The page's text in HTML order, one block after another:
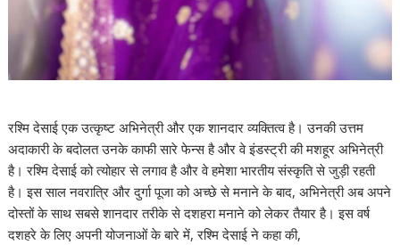
रश्मि देसाई एक उत्कृष्ट अभिनेत्री और एक शानदार व्यक्तित्व है। उनकी उत्तम
अदाकारी के बदोलत उनके काफी सारे फेन्स है और वे इंडस्ट्री की मशहूर अभिनेत्री
है। रश्मि देसाई को त्योहार से लगाव है और वे हमेशा भारतीय संस्कृति से जुड़ी रहती
है। इस साल नवरात्रि और दुर्गा पूजा को अच्छे से मनाने के बाद, अभिनेत्री अब अपने
दोस्तों के साथ सबसे शानदार तरीके से दशहरा मनाने को लेकर तैयार है। इस वर्ष
दशहरे के लिए अपनी योजनाओं के बारे में, रश्मि देसाई ने कहा की,